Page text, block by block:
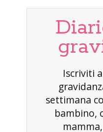
Iscriviti
settimana
bambino,